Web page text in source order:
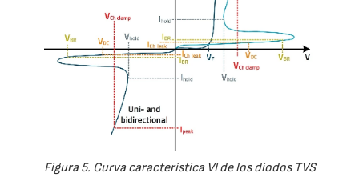
Figura 5. Curva característica VI de los diodos TVS